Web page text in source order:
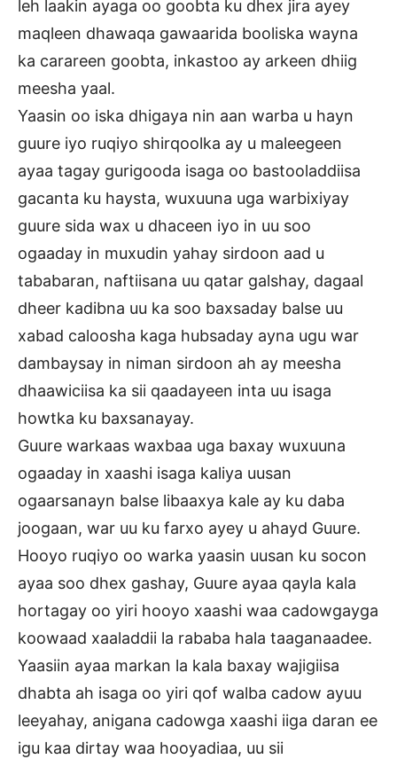
leh laakin ayaga oo goobta ku dhex jira ayey
maqleen dhawaqa gawaarida booliska wayna
ka carareen goobta, inkastoo ay arkeen dhiig
meesha yaal.
Yaasin oo iska dhigaya nin aan warba u hayn
guure iyo ruqiyo shirqoolka ay u maleegeen
ayaa tagay gurigooda isaga oo bastooladdiisa
gacanta ku haysta, wuxuuna uga warbixiyay
guure sida wax u dhaceen iyo in uu soo
ogaaday in muxudin yahay sirdoon aad u
tababaran, naftiisana uu qatar galshay, dagaal
dheer kadibna uu ka soo baxsaday balse uu
xabad caloosha kaga hubsaday ayna ugu war
dambaysay in niman sirdoon ah ay meesha
dhaawiciisa ka sii qaadayeen inta uu isaga
howtka ku baxsanayay.
Guure warkaas waxbaa uga baxay wuxuuna
ogaaday in xaashi isaga kaliya uusan
ogaarsanayn balse libaaxya kale ay ku daba
joogaan, war uu ku farxo ayey u ahayd Guure.
Hooyo ruqiyo oo warka yaasin uusan ku socon
ayaa soo dhex gashay, Guure ayaa qayla kala
hortagay oo yiri hooyo xaashi waa cadowgayga
koowaad xaaladdii la rababa hala taaganaadee.
Yaasiin ayaa markan la kala baxay wajigiisa
dhabta ah isaga oo yiri qof walba cadow ayuu
leeyahay, anigana cadowga xaashi iiga daran ee
igu kaa dirtay waa hooyadiaa, uu sii